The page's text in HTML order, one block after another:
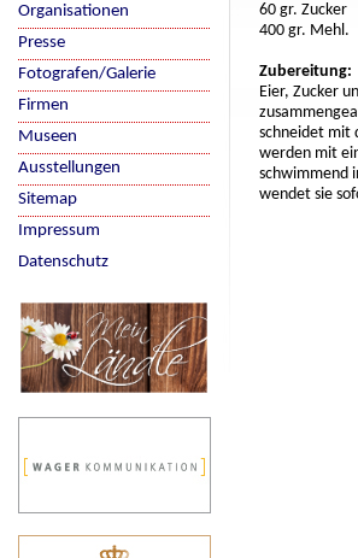
60 gr. Zucker
400 gr. Mehl.
Zubereitung:
Eier, Zucker
schneidet mit
werden mit
schwimmend
wendet sie
Organisationen
Presse
Fotografen/Galerie
Firmen
Museen
Ausstellungen
Sitemap
Impressum
Datenschutz